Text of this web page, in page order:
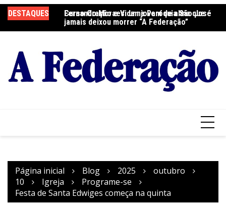
para
o
DESTAQUES
Fernando Moraes: um jovem de alma que
jamais deixou morrer “A Federação”
Curso Oração e Vida na Paróquia São José
Página inicial Blog 2025
outubro
10
Igreja
Programe-se
Festa de Santa Edwiges começa na quinta